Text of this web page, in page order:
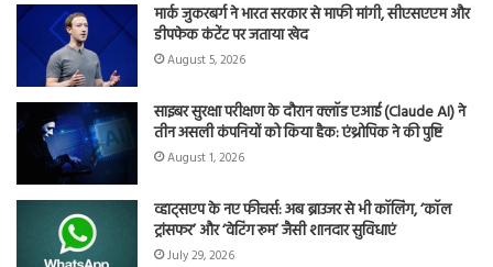
मार्क जुकरबर्ग ने भारत सरकार से माफी मांगी, सीएसएएम और
डीपफेक कंटेंट पर जताया खेद
August 5, 2026
साइबर सुरक्षा परीक्षण के दौरान क्लॉड एआई (Claude AI) ने
तीन असली कंपनियों को किया हैक: एंथ्रोपिक ने की पुष्टि
August 1, 2026
व्हाट्सएप के नए फीचर्स: अब ब्राउजर से भी कॉलिंग, ‘कॉल
ट्रांसफर’ और ‘वेटिंग रूम’ जैसी शानदार सुविधाएं
July 29, 2026